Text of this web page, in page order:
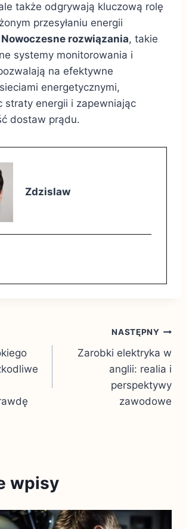
także odgrywają kluczową rolę
przesyłaniu energii
Nowoczesne rozwiązania, takie
systemy monitorowania i
na efektywne
energetycznymi,
straty energii i zapewniając
dostaw prądu.
Zdzislaw
NASTĘPNY
Zarobki elektryka w
anglii: realia i
perspektywy
zawodowe
wpisy